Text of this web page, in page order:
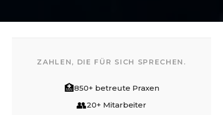
ZAHLEN, DIE FÜR SICH SPRECHEN.
🏥850+ betreute Praxen
👥20+ Mitarbeiter